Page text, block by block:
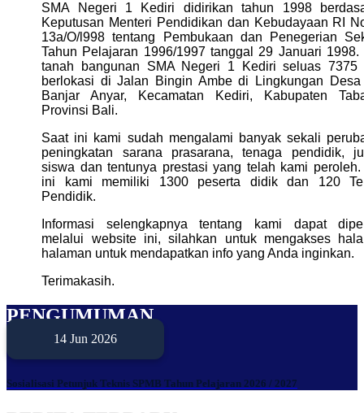
SMA Negeri 1 Kediri didirikan tahun 1998
Keputusan Menteri Pendidikan dan Kebudayaan RI
13a/O/l998 tentang Pembukaan dan Penegerian
Tahun Pelajaran 1996/1997 tanggal 29 Januari 1998.
tanah bangunan SMA Negeri 1 Kediri seluas 7375
berlokasi di Jalan Bingin Ambe di Lingkungan Desa
Banjar Anyar, Kecamatan Kediri, Kabupaten
Provinsi Bali.
Saat ini kami sudah mengalami banyak sekali
peningkatan sarana prasarana, tenaga pendidik,
siswa dan tentunya prestasi yang telah kami peroleh.
ini kami memiliki 1300 peserta didik dan 120
Pendidik.
Informasi selengkapnya tentang kami dapat
melalui website ini, silahkan untuk mengakses
halaman untuk mendapatkan info yang Anda inginkan.
Terimakasih.
PENGUMUMAN
14 Jun 2026
Sosialisasi Petunjuk Teknis SPMB Tahun Pelajaran 2026 / 2027